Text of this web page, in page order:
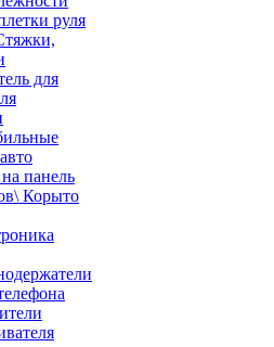
руля
для
панель
Корыто